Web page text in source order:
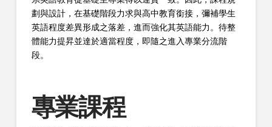
劃與設計，在基礎階段力求與高中教育銜接，彌補學生
英語程度差異形成之落差，進而強化其英語能力。待整
體能力提昇並達於適當程度，即隨之進入專業分流階
段。
專業課程